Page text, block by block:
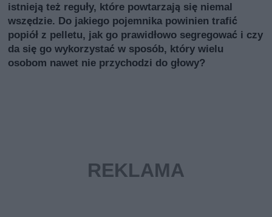
istnieją też reguły, które powtarzają się niemal
wszędzie. Do jakiego pojemnika powinien trafić
popiół z pelletu, jak go prawidłowo segregować i czy
da się go wykorzystać w sposób, który wielu
osobom nawet nie przychodzi do głowy?